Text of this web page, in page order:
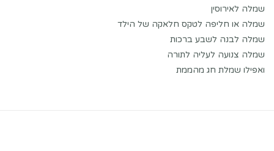
שמלה לאירוסין
שמלה או חליפה לטקס חלאקה של הילד
שמלה לבנה לשבע ברכות
שמלה צנועה לעליה לתורה
ואפילו שמלת חג מהממת